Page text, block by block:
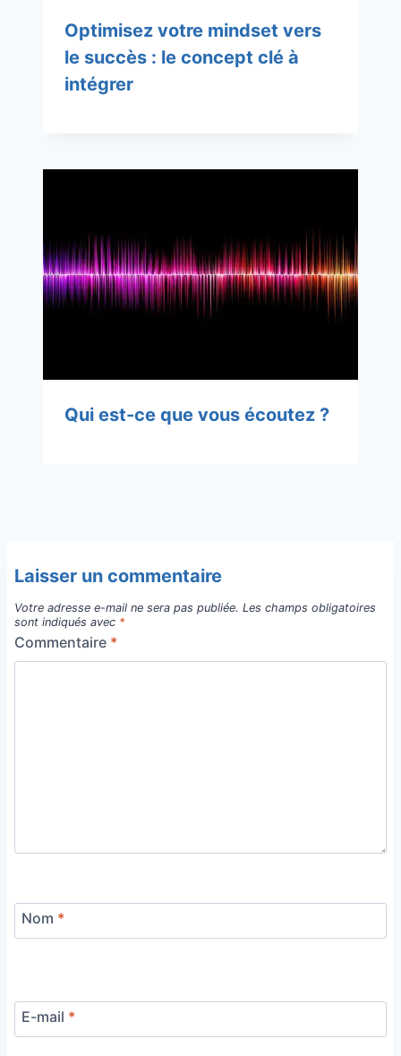
Optimisez votre mindset vers
le succès : le concept clé à
intégrer
Qui est-ce que vous écoutez ?
Laisser un commentaire
Votre adresse e-mail ne sera pas publiée. Les champs obligatoires
sont indiqués avec *
Commentaire *
Nom *
E-mail *